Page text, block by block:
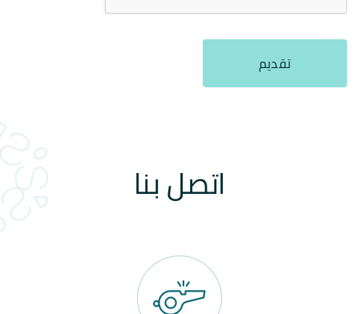
تقديم
اتصل بنا